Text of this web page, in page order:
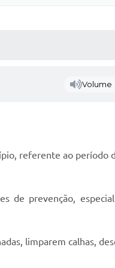
Volume
referente ao período
de prevenção,
limparem calhas,